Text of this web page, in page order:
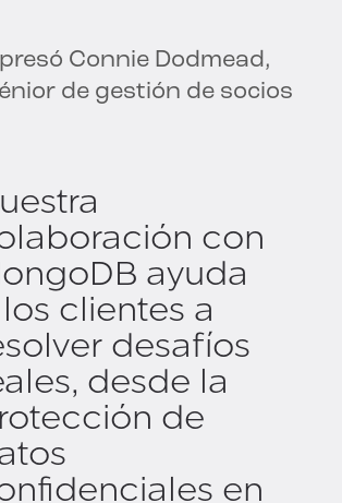
Connie Dodmead,
de gestión de socios
con
ayuda
clientes a
desafíos
desde la
de
en